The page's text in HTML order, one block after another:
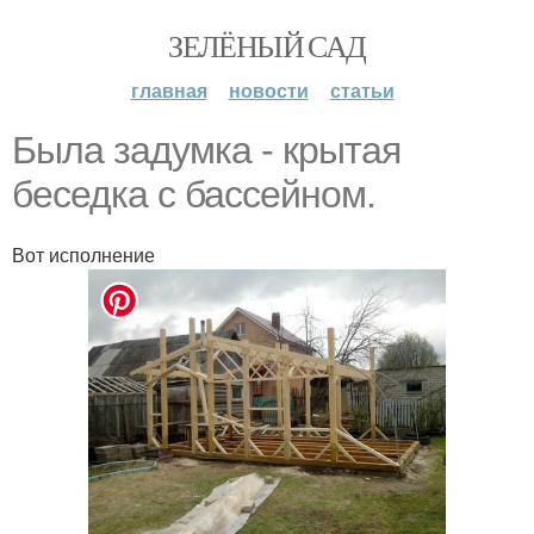
ЗЕЛЁНЫЙ САД
главная новости статьи
Была задумка - крытая
беседка с бассейном.
Вот исполнение